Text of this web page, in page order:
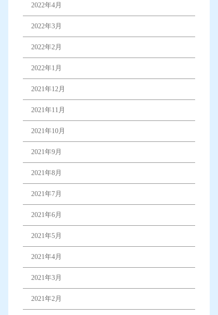
2022年4月
2022年3月
2022年2月
2022年1月
2021年12月
2021年11月
2021年10月
2021年9月
2021年8月
2021年7月
2021年6月
2021年5月
2021年4月
2021年3月
2021年2月